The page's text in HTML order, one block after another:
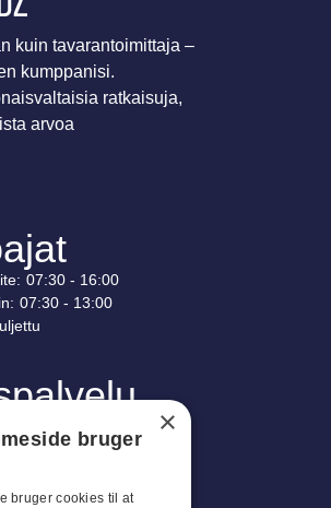
kuin tavarantoimittaja –
kumppanisi.
ratkaisuja,
arvoa
: 07:30 - 16:00
07:30 - 13:00
×
bruger
bruger cookies til at